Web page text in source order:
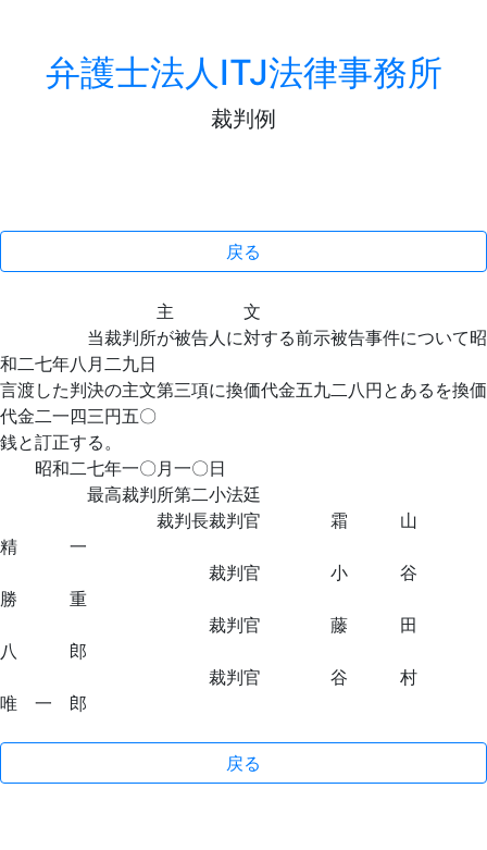
弁護士法人ITJ法律事務所
裁判例
戻る
主 文
当裁判所が被告人に対する前示被告事件について昭
和二七年八月二九日
言渡した判決の主文第三項に換価代金五九二八円とあるを換価
代金二一四三円五〇
銭と訂正する。
昭和二七年一〇月一〇日
最高裁判所第二小法廷
裁判長裁判官 霜 山
精 一
裁判官 小 谷
勝 重
裁判官 藤 田
八 郎
裁判官 谷 村
唯 一 郎
戻る